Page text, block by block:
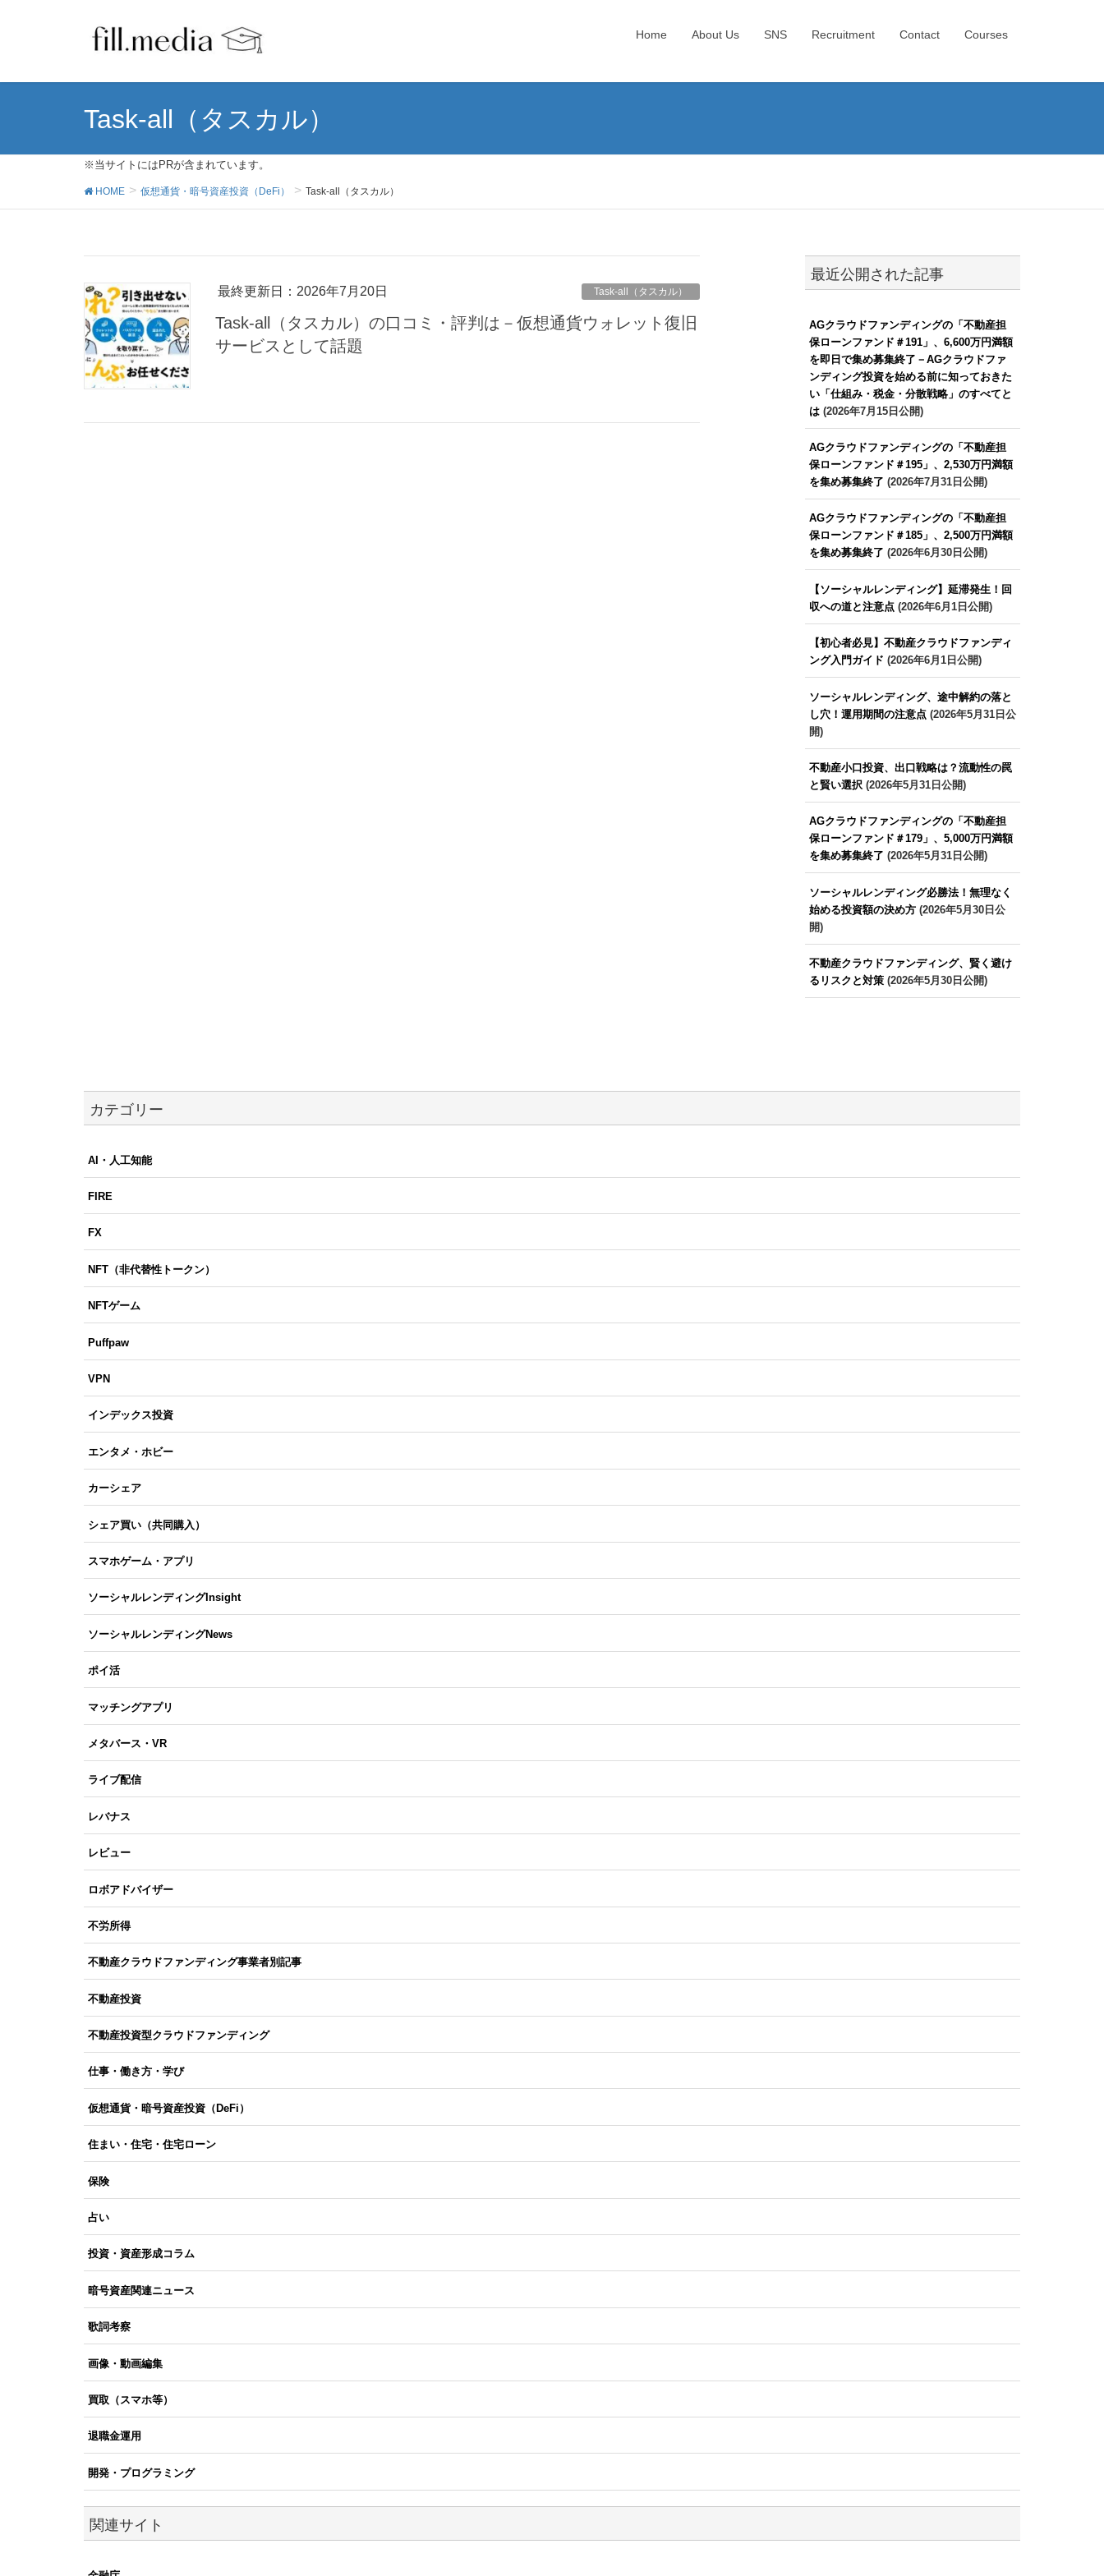
Home About Us SNS Recruitment Contact Courses
Task-all（タスカル）
※当サイトにはPRが含まれています。
HOME 仮想通貨・暗号資産投資（DeFi） Task-all（タスカル）
最終更新日：2026年7月20日 Task-all（タスカル）
Task-all（タスカル）の口コミ・評判は－仮想通貨ウォレット復旧
サービスとして話題
最近公開された記事
AGクラウドファンディングの「不動産担
保ローンファンド＃191」、6,600万円満額
を即日で集め募集終了－AGクラウドファ
ンディング投資を始める前に知っておきた
い「仕組み・税金・分散戦略」のすべてと
は(2026年7月15日公開)
AGクラウドファンディングの「不動産担
保ローンファンド＃195」、2,530万円満額
を集め募集終了 (2026年7月31日公開)
AGクラウドファンディングの「不動産担
保ローンファンド＃185」、2,500万円満額
を集め募集終了 (2026年6月30日公開)
【ソーシャルレンディング】延滞発生！回
収への道と注意点(2026年6月1日公開)
【初心者必見】不動産クラウドファンディ
ング入門ガイド (2026年6月1日公開)
ソーシャルレンディング、途中解約の落と
し穴！運用期間の注意点(2026年5月31日公
開)
不動産小口投資、出口戦略は？流動性の罠
と賢い選択(2026年5月31日公開)
AGクラウドファンディングの「不動産担
保ローンファンド＃179」、5,000万円満額
を集め募集終了 (2026年5月31日公開)
ソーシャルレンディング必勝法！無理なく
始める投資額の決め方(2026年5月30日公
開)
不動産クラウドファンディング、賢く避け
るリスクと対策(2026年5月30日公開)
カテゴリー
AI・人工知能
FIRE
FX
NFT（非代替性トークン）
NFTゲーム
Puffpaw
VPN
インデックス投資
エンタメ・ホビー
カーシェア
シェア買い（共同購入）
スマホゲーム・アプリ
ソーシャルレンディングInsight
ソーシャルレンディングNews
ポイ活
マッチングアプリ
メタバース・VR
ライブ配信
レバナス
レビュー
ロボアドバイザー
不労所得
不動産クラウドファンディング事業者別記事
不動産投資
不動産投資型クラウドファンディング
仕事・働き方・学び
仮想通貨・暗号資産投資（DeFi）
住まい・住宅・住宅ローン
保険
占い
投資・資産形成コラム
暗号資産関連ニュース
歌詞考察
画像・動画編集
買取（スマホ等）
退職金運用
開発・プログラミング
関連サイト